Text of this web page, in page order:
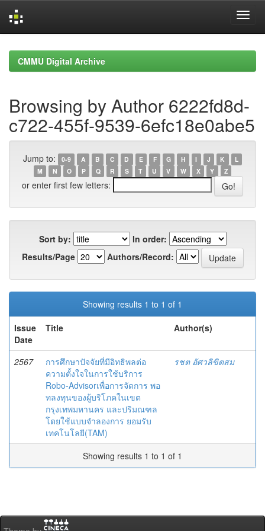
navigationCMMU Digital Archive
Browsing by Author 6222fd8d-
c722-455f-9539-6efc18e0abe5
Jump to: 0-9 A B C D E F G H I J K
L
M
N O P Q R S T U V W X Y Z
or enter first few letters:
Sort by:
In order:
Results/Page
Authors/Record:
Showing results 1 to 1 of 1
Issue
Date
Title Author(s)
2567
การศึกษาปัจจัยที่มีอิทธิพลต่อ
ความตั้งใจในการใช้บริการ
Robo-Advisorเพื่อการจัดการ พอ
ทลงทุนของผู้บริโภคในเขต
กรุงเทพมหานคร และปริมณฑล
โดยใช้แบบจำลองการ ยอมรับ
เทคโนโลยี(TAM)
รชต อัศวลิขิตสม
Showing results 1 to 1 of 1